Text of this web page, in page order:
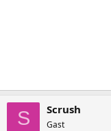
S Scrush
Gast